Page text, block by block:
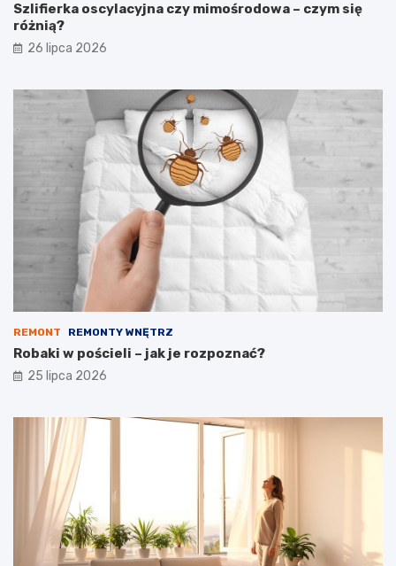
Szlifierka oscylacyjna czy mimośrodowa – czym się
różnią?
26 lipca 2026
REMONT REMONTY WNĘTRZ
Robaki w pościeli – jak je rozpoznać?
25 lipca 2026